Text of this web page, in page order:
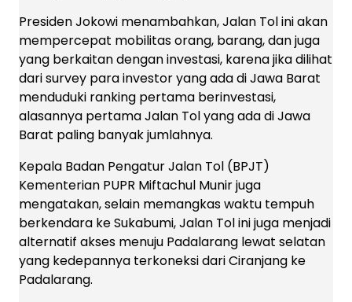
Presiden Jokowi menambahkan, Jalan Tol ini akan
mempercepat mobilitas orang, barang, dan juga
yang berkaitan dengan investasi, karena jika dilihat
dari survey para investor yang ada di Jawa Barat
menduduki ranking pertama berinvestasi,
alasannya pertama Jalan Tol yang ada di Jawa
Barat paling banyak jumlahnya.
Kepala Badan Pengatur Jalan Tol (BPJT)
Kementerian PUPR Miftachul Munir juga
mengatakan, selain memangkas waktu tempuh
berkendara ke Sukabumi, Jalan Tol ini juga menjadi
alternatif akses menuju Padalarang lewat selatan
yang kedepannya terkoneksi dari Ciranjang ke
Padalarang.